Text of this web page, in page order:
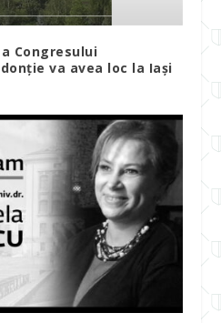
Congresului
va avea loc la Iași